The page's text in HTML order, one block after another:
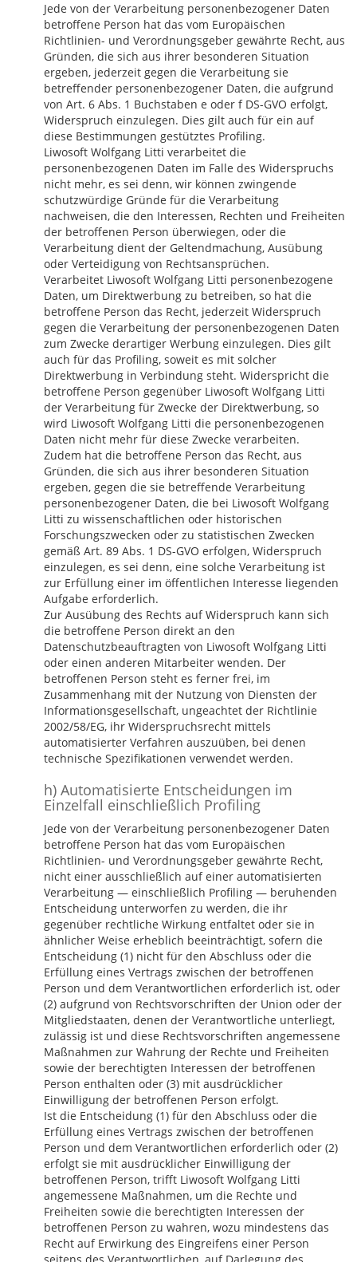
Jede von der Verarbeitung personenbezogener Daten
betroffene Person hat das vom Europäischen
Richtlinien- und Verordnungsgeber gewährte Recht, aus
Gründen, die sich aus ihrer besonderen Situation
ergeben, jederzeit gegen die Verarbeitung sie
betreffender personenbezogener Daten, die aufgrund
von Art. 6 Abs. 1 Buchstaben e oder f DS-GVO erfolgt,
Widerspruch einzulegen. Dies gilt auch für ein auf
diese Bestimmungen gestütztes Profiling.
Liwosoft Wolfgang Litti verarbeitet die
personenbezogenen Daten im Falle des Widerspruchs
nicht mehr, es sei denn, wir können zwingende
schutzwürdige Gründe für die Verarbeitung
nachweisen, die den Interessen, Rechten und Freiheiten
der betroffenen Person überwiegen, oder die
Verarbeitung dient der Geltendmachung, Ausübung
oder Verteidigung von Rechtsansprüchen.
Verarbeitet Liwosoft Wolfgang Litti personenbezogene
Daten, um Direktwerbung zu betreiben, so hat die
betroffene Person das Recht, jederzeit Widerspruch
gegen die Verarbeitung der personenbezogenen Daten
zum Zwecke derartiger Werbung einzulegen. Dies gilt
auch für das Profiling, soweit es mit solcher
Direktwerbung in Verbindung steht. Widerspricht die
betroffene Person gegenüber Liwosoft Wolfgang Litti
der Verarbeitung für Zwecke der Direktwerbung, so
wird Liwosoft Wolfgang Litti die personenbezogenen
Daten nicht mehr für diese Zwecke verarbeiten.
Zudem hat die betroffene Person das Recht, aus
Gründen, die sich aus ihrer besonderen Situation
ergeben, gegen die sie betreffende Verarbeitung
personenbezogener Daten, die bei Liwosoft Wolfgang
Litti zu wissenschaftlichen oder historischen
Forschungszwecken oder zu statistischen Zwecken
gemäß Art. 89 Abs. 1 DS-GVO erfolgen, Widerspruch
einzulegen, es sei denn, eine solche Verarbeitung ist
zur Erfüllung einer im öffentlichen Interesse liegenden
Aufgabe erforderlich.
Zur Ausübung des Rechts auf Widerspruch kann sich
die betroffene Person direkt an den
Datenschutzbeauftragten von Liwosoft Wolfgang Litti
oder einen anderen Mitarbeiter wenden. Der
betroffenen Person steht es ferner frei, im
Zusammenhang mit der Nutzung von Diensten der
Informationsgesellschaft, ungeachtet der Richtlinie
2002/58/EG, ihr Widerspruchsrecht mittels
automatisierter Verfahren auszuüben, bei denen
technische Spezifikationen verwendet werden.
h) Automatisierte Entscheidungen im
Einzelfall einschließlich Profiling
Jede von der Verarbeitung personenbezogener Daten
betroffene Person hat das vom Europäischen
Richtlinien- und Verordnungsgeber gewährte Recht,
nicht einer ausschließlich auf einer automatisierten
Verarbeitung — einschließlich Profiling — beruhenden
Entscheidung unterworfen zu werden, die ihr
gegenüber rechtliche Wirkung entfaltet oder sie in
ähnlicher Weise erheblich beeinträchtigt, sofern die
Entscheidung (1) nicht für den Abschluss oder die
Erfüllung eines Vertrags zwischen der betroffenen
Person und dem Verantwortlichen erforderlich ist, oder
(2) aufgrund von Rechtsvorschriften der Union oder der
Mitgliedstaaten, denen der Verantwortliche unterliegt,
zulässig ist und diese Rechtsvorschriften angemessene
Maßnahmen zur Wahrung der Rechte und Freiheiten
sowie der berechtigten Interessen der betroffenen
Person enthalten oder (3) mit ausdrücklicher
Einwilligung der betroffenen Person erfolgt.
Ist die Entscheidung (1) für den Abschluss oder die
Erfüllung eines Vertrags zwischen der betroffenen
Person und dem Verantwortlichen erforderlich oder (2)
erfolgt sie mit ausdrücklicher Einwilligung der
betroffenen Person, trifft Liwosoft Wolfgang Litti
angemessene Maßnahmen, um die Rechte und
Freiheiten sowie die berechtigten Interessen der
betroffenen Person zu wahren, wozu mindestens das
Recht auf Erwirkung des Eingreifens einer Person